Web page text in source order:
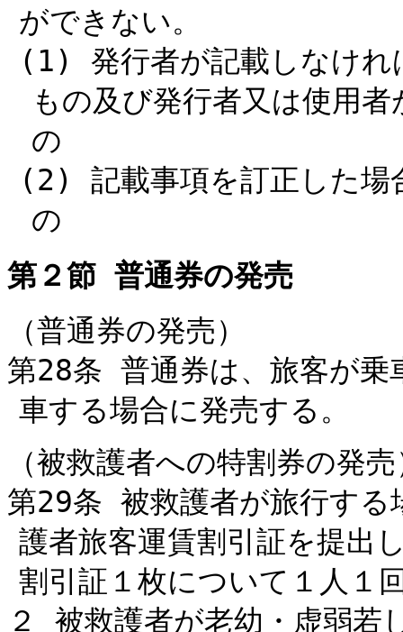
ができない。
(1) 発行者が記載しなけれ
もの及び発行者又は使用
の
(2) 記載事項を訂正した場
の
第２節 普通券の発売
（普通券の発売）
第28条 普通券は、旅客が乗
車する場合に発売する。
（被救護者への特割券の発
第29条 被救護者が旅行する
護者旅客運賃割引証を提出
割引証１枚について１人１
２ 被救護者が老幼・虚弱若